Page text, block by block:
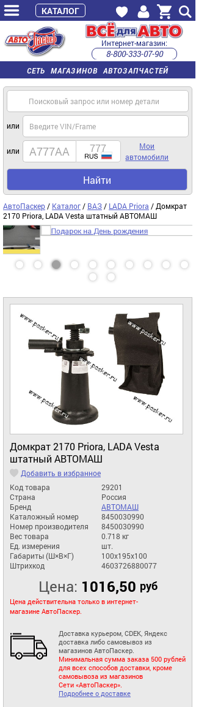
СЕТЬ МАГАЗИНОВ АВТОЗАПЧАСТЕЙ
Интернет-магазин:
8-800-333-07-90
часы работы с 9:00 до 22:00 (пн-пт)
или
или
Мои
автомобили
Найти
АвтоПаскер / Каталог / ВАЗ / LADA Priora / Домкрат
2170 Priora, LADA Vesta штатный АВТОМАШ
Домкрат 2170 Priora, LADA Vesta
штатный АВТОМАШ
Добавить в избранное
Код товара
29201
Страна
Россия
Бренд
АВТОМАШ
Каталожный номер
8450030990
Номер производителя
8450030990
Вес товара
0.718 кг
Ед. измерения
шт.
Габариты (Ш×В×Г)
100x195x100
Штрихкод
4603726880077
Цена: 1016,50 руб
Цена действительна только в интернет-
магазине АвтоПаскер.
Доставка курьером, CDEK, Яндекс
доставка либо самовывоз из
магазинов АвтоПаскер.
Минимальная сумма заказа 500 рублей
для всех способов доставки, кроме
самовывоза из магазинов
Сети «АвтоПаскер».
Подробнее о доставке
КАТАЛОГ